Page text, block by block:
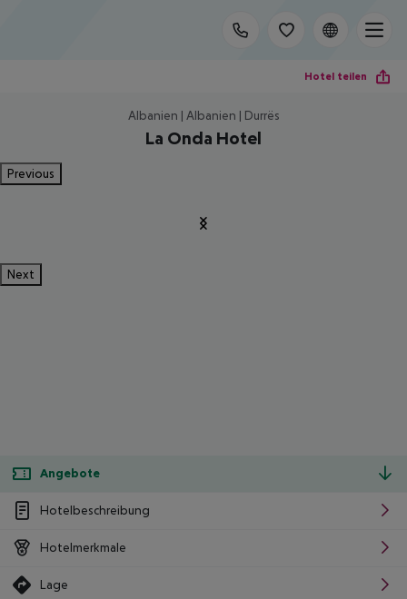
Hotel teilen
Albanien | Albanien | Durrës
La Onda Hotel
Previous
Next
Angebote
Hotelbeschreibung
Hotelmerkmale
Lage